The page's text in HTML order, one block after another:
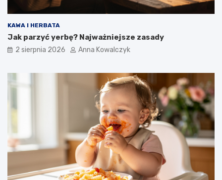
KAWA I HERBATA
Jak parzyć yerbę? Najważniejsze zasady
2 sierpnia 2026 Anna Kowalczyk